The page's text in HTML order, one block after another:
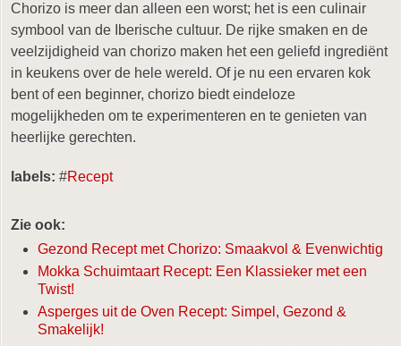
Chorizo is meer dan alleen een worst; het is een culinair
symbool van de Iberische cultuur. De rijke smaken en de
veelzijdigheid van chorizo maken het een geliefd ingrediënt
in keukens over de hele wereld. Of je nu een ervaren kok
bent of een beginner, chorizo biedt eindeloze
mogelijkheden om te experimenteren en te genieten van
heerlijke gerechten.
labels: #Recept
Zie ook:
Gezond Recept met Chorizo: Smaakvol & Evenwichtig
Mokka Schuimtaart Recept: Een Klassieker met een
Twist!
Asperges uit de Oven Recept: Simpel, Gezond &
Smakelijk!